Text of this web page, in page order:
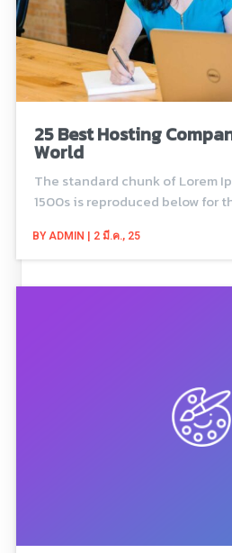
25 Best Hosting
World
BY ADMIN | 2 มี.ค., 25
The standard chunk of Lorem
1500s is reproduced below for